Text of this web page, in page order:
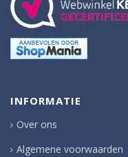
INFORMATIE
Over ons
Algemene voorwaarden